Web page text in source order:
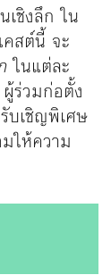
ชิงลึก ใน
สต์นี้ จะ
ในแต่ละ
ผู้ร่วมก่อตั้ง
บเชิญพิเศษ
ให้ความ